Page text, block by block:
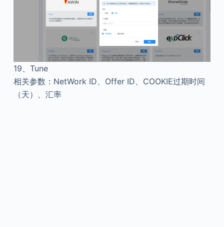
19、 Tune
相关参数：NetWork ID、Offer ID、COOKIE过期时间
（天）、汇率